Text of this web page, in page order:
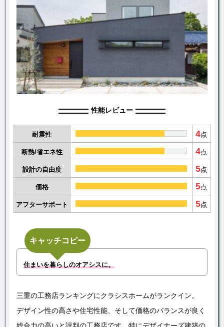
性能レビュー
耐震性 4点
断熱/省エネ性 4点
設計の自由度 5点
価格 5点
アフターサポート 5点
キャッチコピー
住まいを暮らしのオアシスに。
三重の工務店ランキングにクラシスホームがランクイン。
デザイン性の高さや住宅性能、そして価格のバランスが良く
総合力の高いと評判の工務店です。特にデザイナーズ建築の